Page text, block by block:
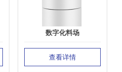
数字化料场
查看详情